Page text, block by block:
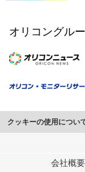
オリコングル
クッキーの使用につい
このサイトでは
行っています。会社概要